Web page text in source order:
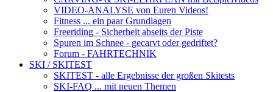
VIDEO-ANALYSE von Euren Videos!
Fitness ... ein paar Grundlagen
Freeriding - Sicherheit abseits der Piste
Spuren im Schnee - gecarvt oder gedriftet?
Forum - FAHRTECHNIK
SKI / SKITEST
SKITEST - alle Ergebnisse der großen Skitests
SKI-FAQ ... mit neuen Themen